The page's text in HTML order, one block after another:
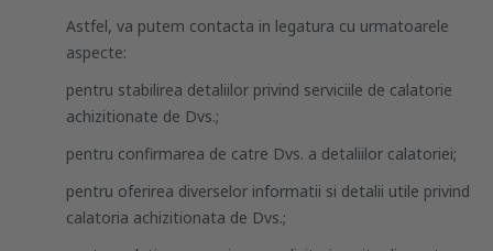
Astfel, va putem contacta in legatura cu urmatoarele
aspecte:
pentru stabilirea detaliilor privind serviciile de calatorie
achizitionate de Dvs.;
pentru confirmarea de catre Dvs. a detaliilor calatoriei;
pentru oferirea diverselor informatii si detalii utile privind
calatoria achizitionata de Dvs.;